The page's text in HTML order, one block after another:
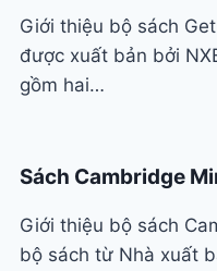
Giới thiệu bộ sách
được xuất bản bởi
gồm hai…
Sách Cambridge
Giới thiệu bộ sách
bộ sách từ Nhà xuất